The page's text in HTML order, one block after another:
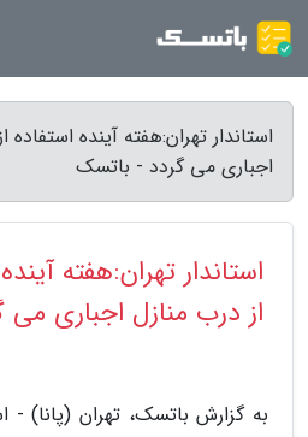
استاندار تهران:هفته آینده
اجباری می گردد - باتسک
استاندار تهران:هفته
از درب منازل اجباری می
به گزارش باتسک، تهران (پانا) -